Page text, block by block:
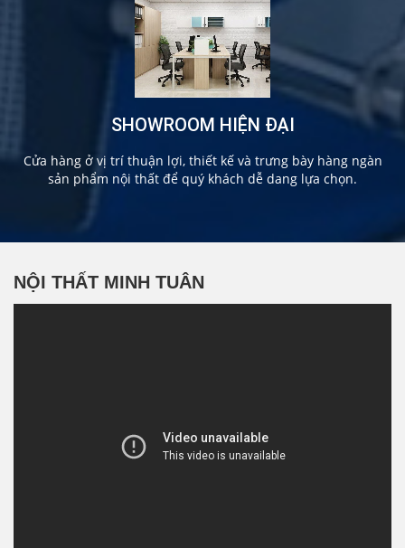
SHOWROOM HIỆN ĐẠI
Cửa hàng ở vị trí thuận lợi, thiết kế và trưng bày hàng ngàn
sản phẩm nội thất để quý khách dễ dang lựa chọn.
NỘI THẤT MINH TUÂN